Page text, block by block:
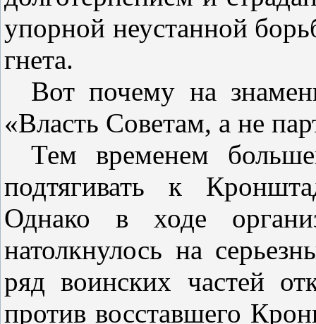
упорной неустанной
гнета.
Вот почему на
«Власть Советам, а не
Тем временем
подтягивать к
Однако в ходе
натолкнулось на
ряд воинских частей
против восставшего